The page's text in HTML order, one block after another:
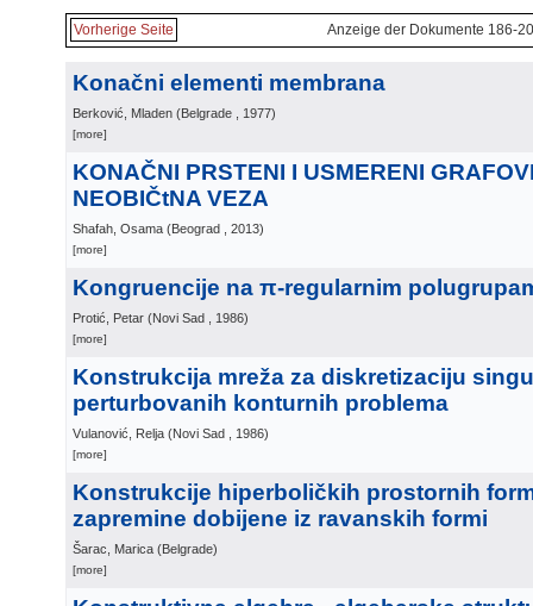
Vorherige Seite Anzeige der Dokumente 186-
Konačni elementi membrana
Berković, Mladen (Belgrade , 1977)
[more]
KONAČNI PRSTENI I USMERENI
NEOBIČtNA VEZA
Shafah, Osama (Beograd , 2013)
[more]
Kongruencije na π-regularnim
Protić, Petar (Novi Sad , 1986)
[more]
Konstrukcija mreža za diskretizaciju
perturbovanih konturnih problema
Vulanović, Relja (Novi Sad , 1986)
[more]
Konstrukcije hiperboličkih prostornih
zapremine dobijene iz ravanskih formi
Šarac, Marica (Belgrade)
[more]